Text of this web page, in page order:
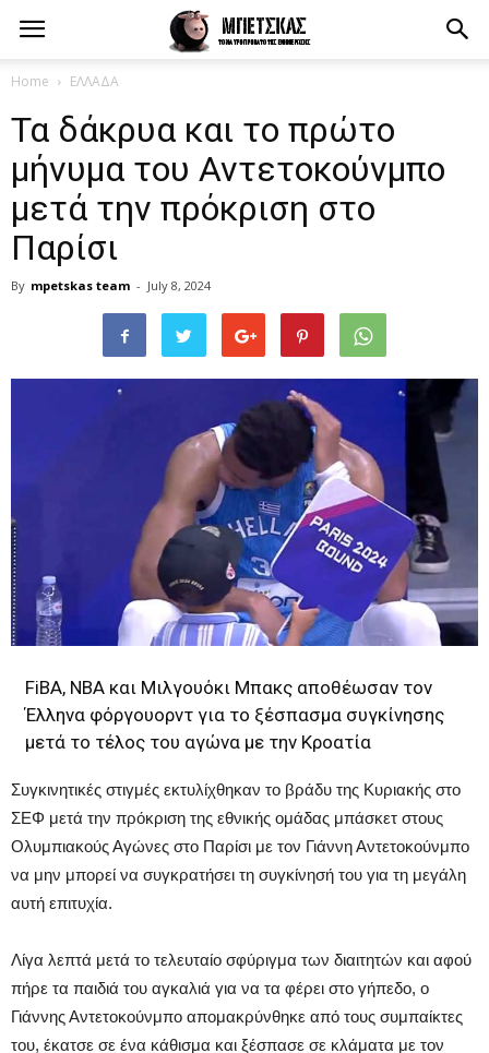
Home ΕΛΛΑΔΑ
Τα δάκρυα και το πρώτο
μήνυμα του Αντετοκούνμπο
μετά την πρόκριση στο
Παρίσι
By mpetskas team - July 8, 2024
FiBA, NBA και Μιλγουόκι Μπακς αποθέωσαν τον
Έλληνα φόργουορντ για το ξέσπασμα συγκίνησης
μετά το τέλος του αγώνα με την Κροατία
Συγκινητικές στιγμές εκτυλίχθηκαν το βράδυ της Κυριακής στο
ΣΕΦ μετά την πρόκριση της εθνικής ομάδας μπάσκετ στους
Ολυμπιακούς Αγώνες στο Παρίσι με τον Γιάννη Αντετοκούνμπο
να μην μπορεί να συγκρατήσει τη συγκίνησή του για τη μεγάλη
αυτή επιτυχία.
Λίγα λεπτά μετά το τελευταίο σφύριγμα των διαιτητών και αφού
πήρε τα παιδιά του αγκαλιά για να τα φέρει στο γήπεδο, ο
Γιάννης Αντετοκούνμπο απομακρύνθηκε από τους συμπαίκτες
του, έκατσε σε ένα κάθισμα και ξέσπασε σε κλάματα με τον